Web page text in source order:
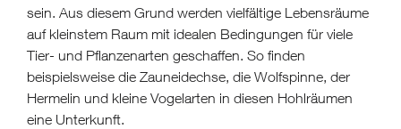
sein. Aus diesem Grund werden vielfältige Lebensräume
auf kleinstem Raum mit idealen Bedingungen für viele
Tier- und Pflanzenarten geschaffen. So finden
beispielsweise die Zauneidechse, die Wolfspinne, der
Hermelin und kleine Vogelarten in diesen Hohlräumen
eine Unterkunft.